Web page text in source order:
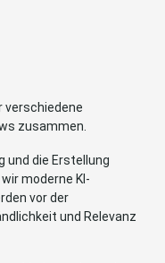
verschiedene
zusammen.
und die Erstellung
moderne KI-
vor der
und Relevanz